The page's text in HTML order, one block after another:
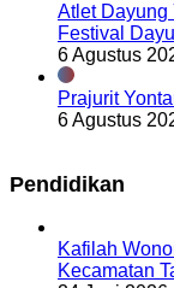
Atlet Dayung
Festival
6 Agustus
Prajurit
6 Agustus
Pendidikan
Kafilah
Kecamatan